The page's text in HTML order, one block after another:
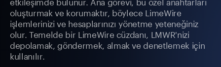
oluşturmak ve korumaktır, böylece LimeWire
işlemlerinizi ve hesaplarınızı yönetme yeteneğiniz
olur. Temelde bir LimeWire cüzdanı, LMWR'nizi
depolamak, göndermek, almak ve denetlemek için
kullanılır.